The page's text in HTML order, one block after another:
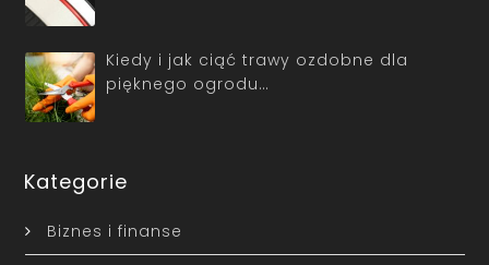
Kiedy i jak ciąć trawy ozdobne dla
pięknego ogrodu…
Kategorie
Biznes i finanse